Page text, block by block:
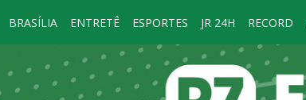
BRASÍLIA ENTRETÊ ESPORTES JR 24H RECORD